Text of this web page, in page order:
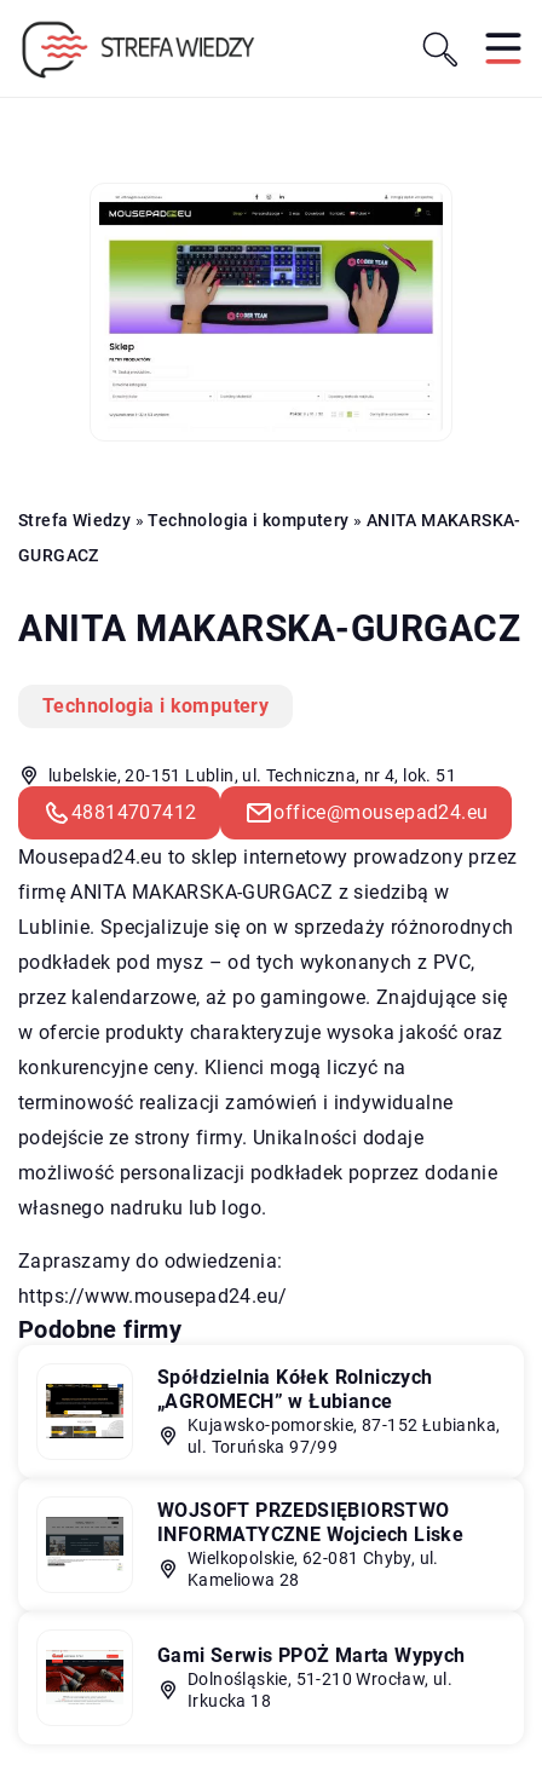
Strefa Wiedzy »Technologia i komputery » ANITA MAKARSKA-
GURGACZ
ANITA MAKARSKA-GURGACZ
Technologia i komputery
lubelskie, 20-151 Lublin, ul. Techniczna, nr 4, lok. 51
48814707412
office@mousepad24.eu
Mousepad24.eu to sklep internetowy prowadzony przez
firmę ANITA MAKARSKA-GURGACZ z siedzibą w
Lublinie. Specjalizuje się on w sprzedaży różnorodnych
podkładek pod mysz – od tych wykonanych z PVC,
przez kalendarzowe, aż po gamingowe. Znajdujące się
w ofercie produkty charakteryzuje wysoka jakość oraz
konkurencyjne ceny. Klienci mogą liczyć na
terminowość realizacji zamówień i indywidualne
podejście ze strony firmy. Unikalności dodaje
możliwość personalizacji podkładek poprzez dodanie
własnego nadruku lub logo.
Zapraszamy do odwiedzenia:
https://www.mousepad24.eu/
Podobne firmy
Spółdzielnia Kółek Rolniczych
„AGROMECH” w Łubiance
Kujawsko-pomorskie, 87-152 Łubianka,
ul. Toruńska 97/99
WOJSOFT PRZEDSIĘBIORSTWO
INFORMATYCZNE Wojciech Liske
Wielkopolskie, 62-081 Chyby, ul.
Kameliowa 28
Gami Serwis PPOŻ Marta Wypych
Dolnośląskie, 51-210 Wrocław, ul.
Irkucka 18